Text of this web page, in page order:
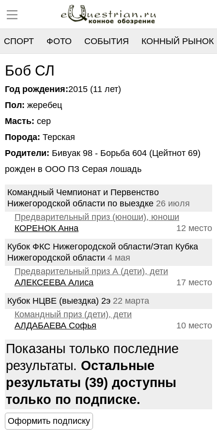
СПОРТ ФОТО СОБЫТИЯ КОННЫЙ РЫНОК
РЕЕСТР
Боб СЛ
Год рождения:2015 (11 лет)
Пол: жеребец
Масть: сер
Порода: Терская
Родители: Бивуак 98 - Борьба 604 (Цейтнот 69)
рожден в ООО ПЗ Серая лошадь
Командный Чемпионат и Первенство
Нижегородской области по выездке 26 июля
Предварительный приз (юноши), юноши
12 место
КОРЕНОК Анна
Кубок ФКС Нижегородской области/Этап Кубка
Нижегородской области 4 мая
Предварительный приз А (дети), дети
17 место
АЛЕКСЕЕВА Алиса
Кубок НЦВЕ (выездка) 2э 22 марта
Командный приз (дети), дети
10 место
АЛДАБАЕВА Софья
Показаны только последние
результаты. Остальные
результаты (39) доступны
только по подписке.